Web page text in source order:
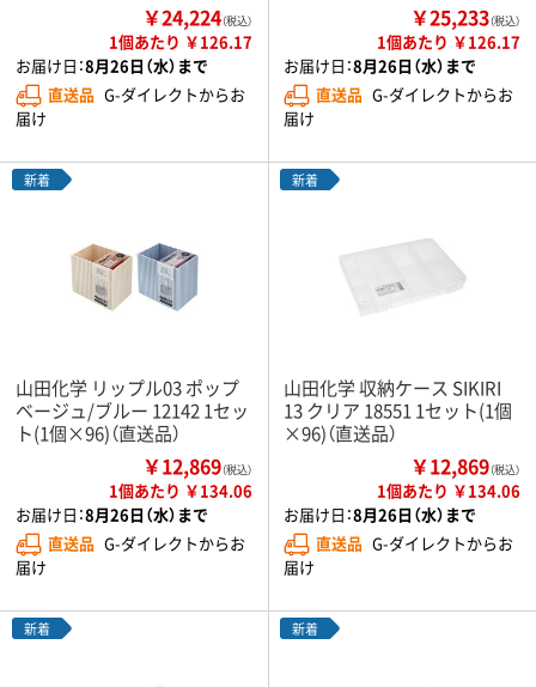
￥24,224（税込）
1個あたり ￥126.17
お届け日：8月26日（水）まで
直送品 G-ダイレクトからお
届け
￥25,233（税込）
1個あたり ￥126.17
お届け日：8月26日（水）まで
直送品 G-ダイレクトからお
届け
新着
山田化学 リップル03 ポップ
ベージュ/ブルー 12142 1セッ
ト(1個×96)（直送品）
￥12,869（税込）
1個あたり ￥134.06
お届け日：8月26日（水）まで
直送品 G-ダイレクトからお
届け
新着
山田化学 収納ケース SIKIRI
13 クリア 18551 1セット(1個
×96)（直送品）
￥12,869（税込）
1個あたり ￥134.06
お届け日：8月26日（水）まで
直送品 G-ダイレクトからお
届け
新着 新着